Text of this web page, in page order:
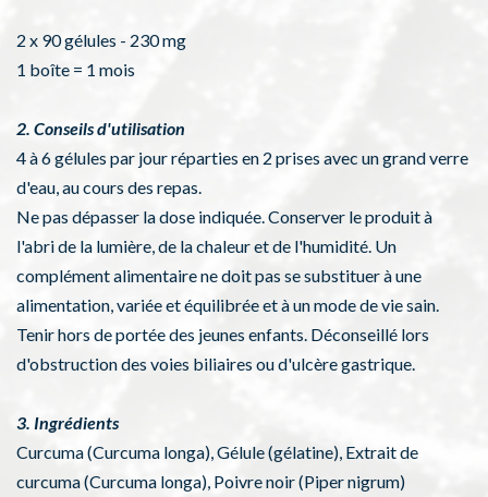
2 x 90 gélules - 230 mg
1 boîte = 1 mois
2. Conseils d'utilisation
4 à 6 gélules par jour réparties en 2 prises avec un grand verre
d'eau, au cours des repas.
Ne pas dépasser la dose indiquée. Conserver le produit à
l'abri de la lumière, de la chaleur et de l'humidité. Un
complément alimentaire ne doit pas se substituer à une
alimentation, variée et équilibrée et à un mode de vie sain.
Tenir hors de portée des jeunes enfants. Déconseillé lors
d'obstruction des voies biliaires ou d'ulcère gastrique.
3. Ingrédients
Curcuma (Curcuma longa), Gélule (gélatine), Extrait de
curcuma (Curcuma longa), Poivre noir (Piper nigrum)